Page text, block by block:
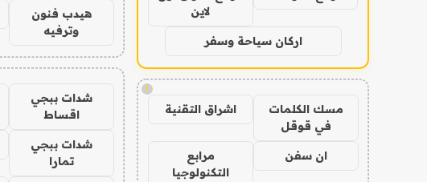
لاين
اركان سياحة وسفر
!
مسك الكلمات
في قوقل
اشراق التقنية
ان سفن
مرابع
التكنولوجيا
هيدب فنون
وترفيه
شدات ببجي
اقساط
شدات ببجي
تمارا